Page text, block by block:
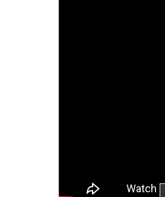
【悲報】米農家「もう